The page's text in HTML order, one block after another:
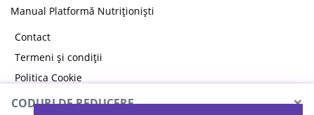
Manual Platformă Nutriționiști
Contact
Termeni și condiții
Politica Cookie
Politica de confidențialitate
CODURI DE REDUCERE ×